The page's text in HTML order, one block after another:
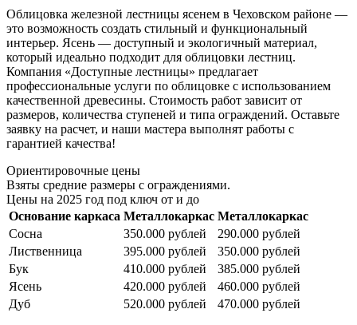
Облицовка железной лестницы ясенем в Чеховском районе —
это возможность создать стильный и функциональный
интерьер. Ясень — доступный и экологичный материал,
который идеально подходит для облицовки лестниц.
Компания «Доступные лестницы» предлагает
профессиональные услуги по облицовке с использованием
качественной древесины. Стоимость работ зависит от
размеров, количества ступеней и типа ограждений. Оставьте
заявку на расчет, и наши мастера выполнят работы с
гарантией качества!
Ориентировочные цены
Взяты средние размеры с ограждениями.
Цены на 2025 год под ключ от и до
Основание каркаса Металлокаркас Металлокаркас
Сосна
350.000 рублей
290.000 рублей
Лиственница
395.000 рублей
350.000 рублей
Бук
410.000 рублей
385.000 рублей
Ясень
420.000 рублей
460.000 рублей
Дуб
520.000 рублей 470.000 рублей